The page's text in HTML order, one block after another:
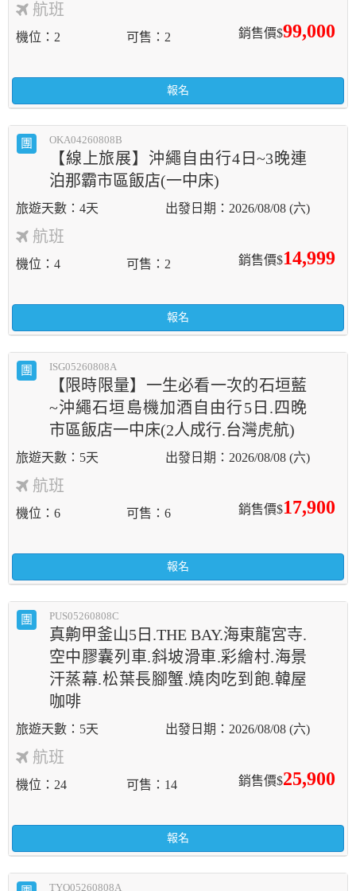
航班
銷售價$99,000
機位 2 可售 2
報名
團 OKA04260808B
【線上旅展】沖繩自由行4日~3晚連
泊那霸市區飯店(一中床)
4天 2026/08/08 (六)
航班
銷售價$14,999
機位 4 可售 2
報名
團 ISG05260808A
【限時限量】一生必看一次的石垣藍
~沖繩石垣島機加酒自由行5日.四晚
市區飯店一中床(2人成行.台灣虎航)
5天 2026/08/08 (六)
航班
銷售價$17,900
機位 6 可售 6
報名
團 PUS05260808C
真齁甲釜山5日.THE BAY.海東龍宮寺.
空中膠囊列車.斜坡滑車.彩繪村.海景
汗蒸幕.松葉長腳蟹.燒肉吃到飽.韓屋
咖啡
5天 2026/08/08 (六)
航班
銷售價$25,900
機位 24 可售 14
報名
TYO05260808A